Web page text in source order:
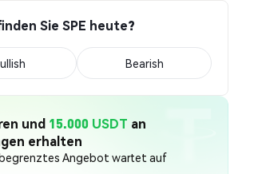
Sie SPE heute?
Bearish
und 15.000 USDT an
erhalten
Angebot wartet auf